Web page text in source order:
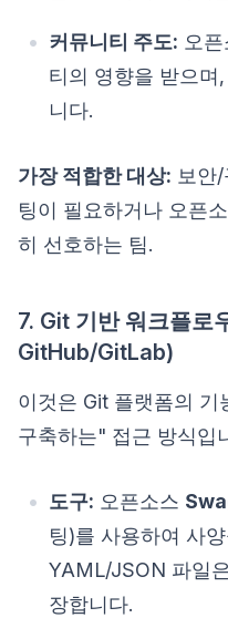
커뮤니티 주도: 오
티의 영향을 받으며
니다.
가장 적합한 대상: 보안
팅이 필요하거나 오픈
히 선호하는 팀.
7. Git 기반 워크플
GitHub/GitLab)
이것은 Git 플랫폼의 기
구축하는" 접근 방식입
도구: 오픈소스
팅)를 사용하여 사
YAML/JSON 파일
장합니다.